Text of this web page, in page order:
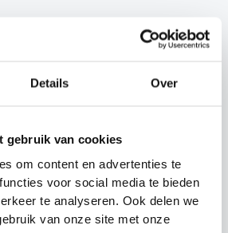
Details Over
gebruik van cookies
om content en advertenties te
voor social media te bieden
te analyseren. Ook delen we
van onze site met onze
3 cm doorsnee)
te maken
gebruik in kleedkamers en langs